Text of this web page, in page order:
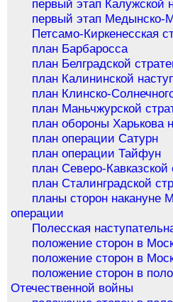
первый этап Калужской
первый этап Медынско-
Петсамо-Киркенесская
план Барбаросса
план Белградской
план Калининской
план Клинско-
план Маньчжурской
план обороны Харькова
план операции Сатурн
план операции Тайфун
план Северо-Кавказской
план Сталинградской
планы сторон накануне
операции
Полесская
положение сторон в
положение сторон в
положение сторон в
Отечественной войны